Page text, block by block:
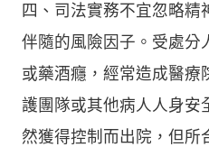
四、司法實務不宜忽略精
伴隨的風險因子。受處分
或藥酒癮，經常造成醫療
護團隊或其他病人人身安
然獲得控制而出院，但所